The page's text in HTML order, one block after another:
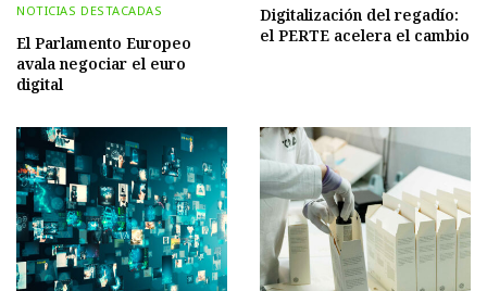
NOTICIAS DESTACADAS
El Parlamento Europeo
avala negociar el euro
digital
Digitalización del regadío:
el PERTE acelera el cambio